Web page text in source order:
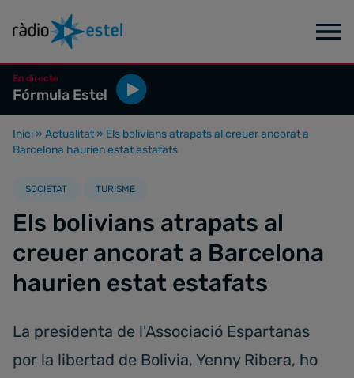
En directe
Fórmula Estel
Inici » Actualitat » Els bolivians atrapats al creuer ancorat a
Barcelona haurien estat estafats
SOCIETAT TURISME
Els bolivians atrapats al
creuer ancorat a Barcelona
haurien estat estafats
La presidenta de l'Associació Espartanas
por la libertad de Bolivia, Yenny Ribera, ho